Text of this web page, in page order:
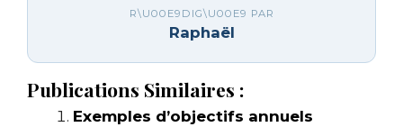
R\U00E9DIG\U00E9 PAR
Raphaël
Publications Similaires :
Exemples d’objectifs annuels